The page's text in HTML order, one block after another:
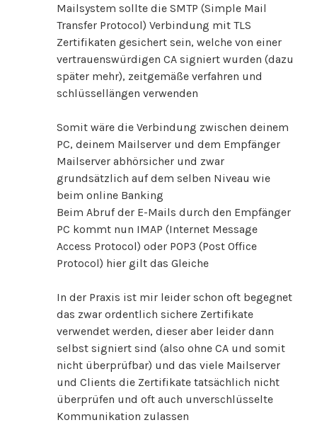
Mailsystem sollte die SMTP (Simple Mail
Transfer Protocol) Verbindung mit TLS
Zertifikaten gesichert sein, welche von einer
vertrauenswürdigen CA signiert wurden (dazu
später mehr), zeitgemäße verfahren und
schlüssellängen verwenden
Somit wäre die Verbindung zwischen deinem
PC, deinem Mailserver und dem Empfänger
Mailserver abhörsicher und zwar
grundsätzlich auf dem selben Niveau wie
beim online Banking
Beim Abruf der E-Mails durch den Empfänger
PC kommt nun IMAP (Internet Message
Access Protocol) oder POP3 (Post Office
Protocol) hier gilt das Gleiche
In der Praxis ist mir leider schon oft begegnet
das zwar ordentlich sichere Zertifikate
verwendet werden, dieser aber leider dann
selbst signiert sind (also ohne CA und somit
nicht überprüfbar) und das viele Mailserver
und Clients die Zertifikate tatsächlich nicht
überprüfen und oft auch unverschlüsselte
Kommunikation zulassen